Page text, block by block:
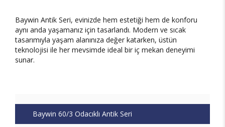
Baywin Antik Seri, evinizde hem estetiği hem de konforu
aynı anda yaşamanız için tasarlandı. Modern ve sıcak
tasarımıyla yaşam alanınıza değer katarken, üstün
teknolojisi ile her mevsimde ideal bir iç mekan deneyimi
sunar.
Baywin 60/3 Odacıklı Antik Seri